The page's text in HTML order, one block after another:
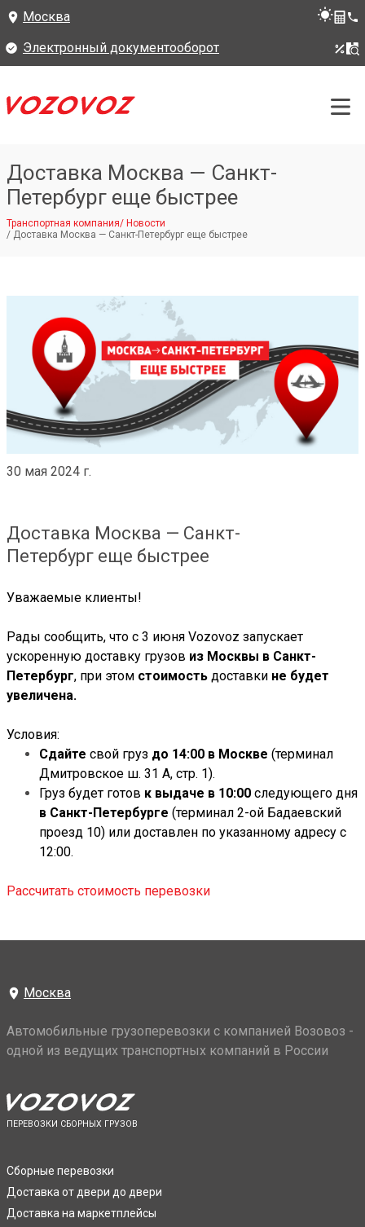
Москва
Электронный документооборот
Доставка Москва — Санкт-
Петербург еще быстрее
Транспортная компания/ Новости
/ Доставка Москва — Санкт-Петербург еще быстрее
30 мая 2024 г.
Доставка Москва — Санкт-
Петербург еще быстрее
Уважаемые клиенты!
Рады сообщить, что с 3 июня Vozovoz запускает
ускоренную доставку грузов из Москвы в Санкт-
Петербург, при этом стоимость доставки не будет
увеличена.
Условия:
Сдайте свой груз до 14:00 в Москве (терминал
Дмитровское ш. 31 А, стр. 1).
Груз будет готов к выдаче в 10:00 следующего дня
в Санкт-Петербурге (терминал 2-ой Бадаевский
проезд 10) или доставлен по указанному адресу с
12:00.
Рассчитать стоимость перевозки
Москва
Автомобильные грузоперевозки с компанией Возовоз -
одной из ведущих транспортных компаний в России
ПЕРЕВОЗКИ СБОРНЫХ ГРУЗОВ
Сборные перевозки
Доставка от двери до двери
Доставка на маркетплейсы